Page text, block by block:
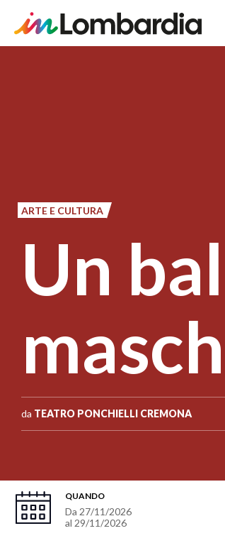
ARTE E CULTURA
Un
da TEATRO PONCHIELLI CREMONA
QUANDO
Da 27/11/2026
al 29/11/2026